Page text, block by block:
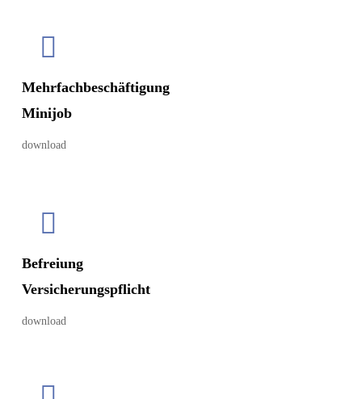
Mehrfachbeschäftigung
Minijob
download
Befreiung
Versicherungspflicht
download